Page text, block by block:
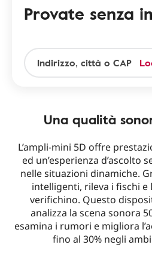
Provate senza
Una qualità
L’ampli-mini 5D offre
ed un’esperienza d’ascolto
nelle situazioni dinamiche.
intelligenti, rileva i fischi e
verifichino. Questo
analizza la scena sonora
esamina i rumori e migliora
fino al 30% negli